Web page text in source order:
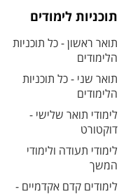
תוכניות לימודים
תואר ראשון - כל תוכניות
הלימודים
תואר שני - כל תוכניות
הלימודים
לימודי תואר שלישי -
דוקטורט
לימודי תעודה ולימודי
המשך
לימודים קדם אקדמיים -